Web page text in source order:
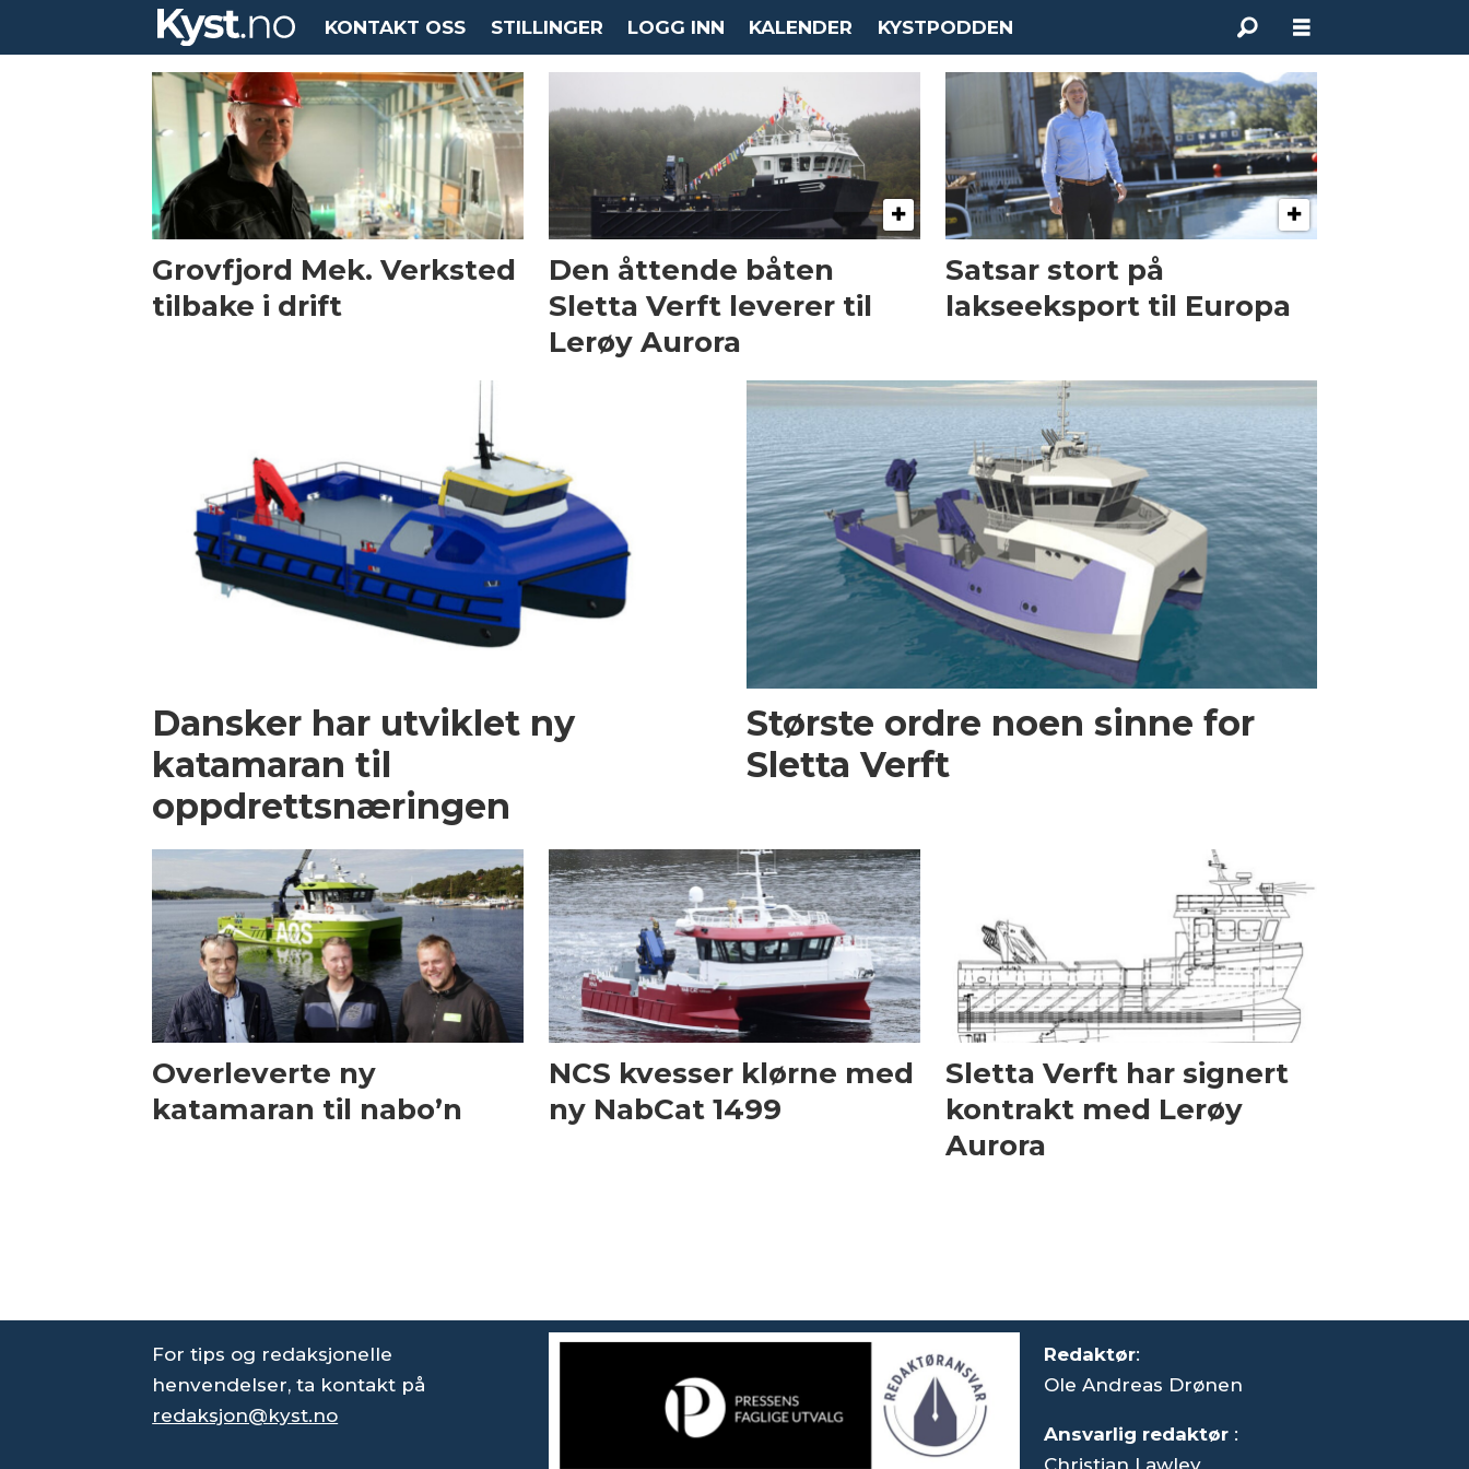
KONTAKT OSS STILLINGER LOGG INN KALENDER KYSTPODDEN
katamaran
Grovfjord Mek. Verksted
tilbake i drift
Den åttende båten
Sletta Verft leverer til
Lerøy Aurora
Satsar stort på
lakseeksport til Europa
Dansker har utviklet ny
katamaran til
oppdrettsnæringen
Største ordre noen sinne for
Sletta Verft
Overleverte ny
katamaran til nabo’n
NCS kvesser klørne med
ny NabCat 1499
Sletta Verft har signert
kontrakt med Lerøy
Aurora
For tips og redaksjonelle
henvendelser, ta kontakt på
redaksjon@kyst.no
Redaktør:
Ole Andreas Drønen
Ansvarlig redaktør :